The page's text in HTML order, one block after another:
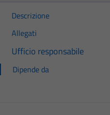
Descrizione
Allegati
Ufficio responsabile
Dipende da